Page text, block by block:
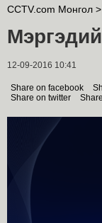
CCTV.com Монгол >
12-09-2016 10:41
Share on facebook
Share on twitter